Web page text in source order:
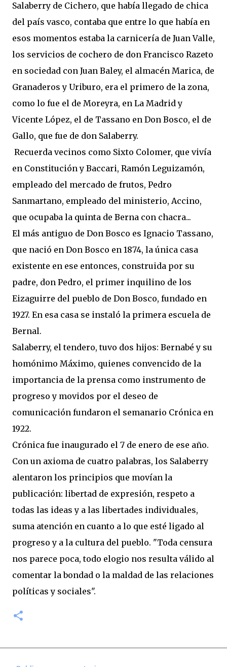
Salaberry de Cichero, que había llegado de chica
del país vasco, contaba que entre lo que había en
esos momentos estaba la carnicería de Juan Valle,
los servicios de cochero de don Francisco Razeto
en sociedad con Juan Baley, el almacén Marica, de
Granaderos y Uriburo, era el primero de la zona,
como lo fue el de Moreyra, en La Madrid y
Vicente López, el de Tassano en Don Bosco, el de
Gallo, que fue de don Salaberry.
Recuerda vecinos como Sixto Colomer, que vivía
en Constitución y Baccari, Ramón Leguizamón,
empleado del mercado de frutos, Pedro
Sanmartano, empleado del ministerio, Accino,
que ocupaba la quinta de Berna con chacra...
El más antiguo de Don Bosco es Ignacio Tassano,
que nació en Don Bosco en 1874, la única casa
existente en ese entonces, construida por su
padre, don Pedro, el primer inquilino de los
Eizaguirre del pueblo de Don Bosco, fundado en
1927. En esa casa se instaló la primera escuela de
Bernal.
Salaberry, el tendero, tuvo dos hijos: Bernabé y su
homónimo Máximo, quienes convencido de la
importancia de la prensa como instrumento de
progreso y movidos por el deseo de
comunicación fundaron el semanario Crónica en
1922.
Crónica fue inaugurado el 7 de enero de ese año.
Con un axioma de cuatro palabras, los Salaberry
alentaron los principios que movían la
publicación: libertad de expresión, respeto a
todas las ideas y a las libertades individuales,
suma atención en cuanto a lo que esté ligado al
progreso y a la cultura del pueblo. "Toda censura
nos parece poca, todo elogio nos resulta válido al
comentar la bondad o la maldad de las relaciones
políticas y sociales".